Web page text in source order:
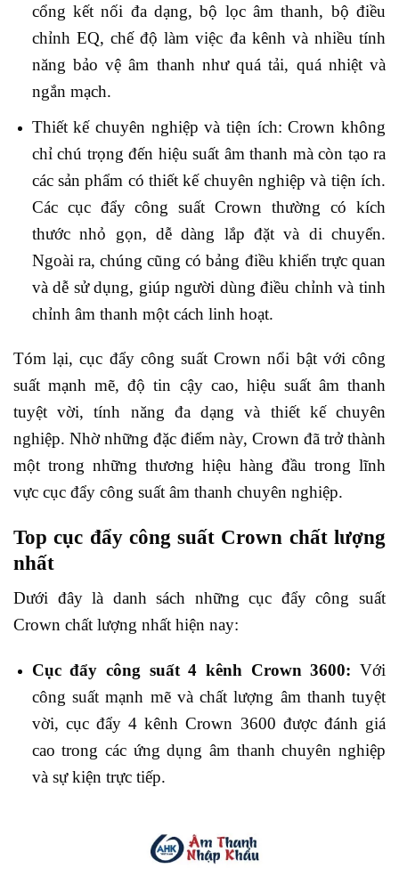
cổng kết nối đa dạng, bộ lọc âm thanh, bộ điều
chỉnh EQ, chế độ làm việc đa kênh và nhiều tính
năng bảo vệ âm thanh như quá tải, quá nhiệt và
ngắn mạch.
Thiết kế chuyên nghiệp và tiện ích: Crown không
chỉ chú trọng đến hiệu suất âm thanh mà còn tạo ra
các sản phẩm có thiết kế chuyên nghiệp và tiện ích.
Các cục đẩy công suất Crown thường có kích
thước nhỏ gọn, dễ dàng lắp đặt và di chuyển.
Ngoài ra, chúng cũng có bảng điều khiển trực quan
và dễ sử dụng, giúp người dùng điều chỉnh và tinh
chỉnh âm thanh một cách linh hoạt.
Tóm lại, cục đẩy công suất Crown nổi bật với công
suất mạnh mẽ, độ tin cậy cao, hiệu suất âm thanh
tuyệt vời, tính năng đa dạng và thiết kế chuyên
nghiệp. Nhờ những đặc điểm này, Crown đã trở thành
một trong những thương hiệu hàng đầu trong lĩnh
vực cục đẩy công suất âm thanh chuyên nghiệp.
Top cục đẩy công suất Crown chất lượng
nhất
Dưới đây là danh sách những cục đẩy công suất
Crown chất lượng nhất hiện nay:
Cục đẩy công suất 4 kênh Crown 3600: Với
công suất mạnh mẽ và chất lượng âm thanh tuyệt
vời, cục đẩy 4 kênh Crown 3600 được đánh giá
cao trong các ứng dụng âm thanh chuyên nghiệp
và sự kiện trực tiếp.